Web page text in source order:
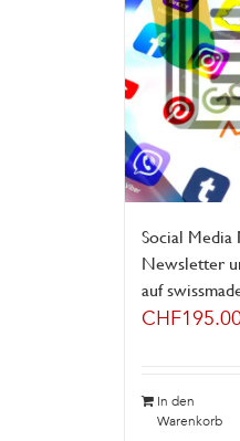
Social Media
Newsletter
auf
CHF
In den
Warenkorb